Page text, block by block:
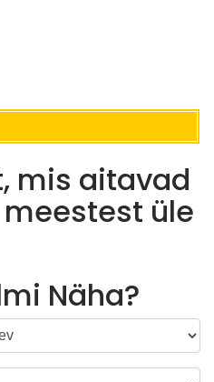
mis aitavad
üle
Näha?